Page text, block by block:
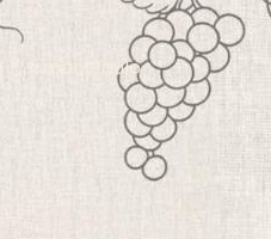
Irmão Paulo